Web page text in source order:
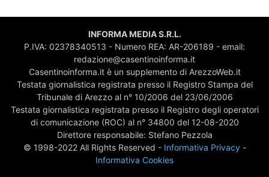
INFORMA MEDIA S.R.L.
P.IVA: 02378340513 - Numero REA: AR-206189 - email:
redazione@casentinoinforma.it
Casentinoinforma.it è un supplemento di ArezzoWeb.it
Testata giornalistica registrata presso il Registro Stampa del
Tribunale di Arezzo al n° 10/2006 del 23/06/2006
Testata giornalistica registrata presso il Registro degli operatori
di comunicazione (ROC) al n° 34800 del 12-08-2020
Direttore responsabile: Stefano Pezzola
© 1998-2022 All Rights Reserved - Informativa Privacy-
Informativa Cookies